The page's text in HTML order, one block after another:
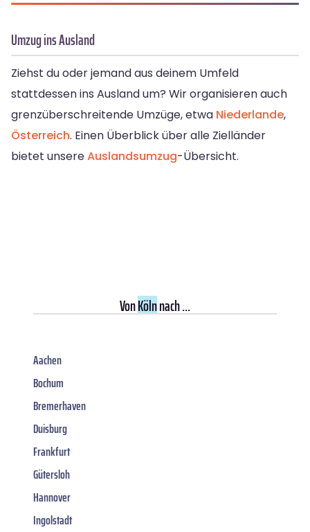
Umzug ins Ausland
Ziehst du oder jemand aus deinem Umfeld
stattdessen ins Ausland um? Wir organisieren auch
grenzüberschreitende Umzüge, etwa Niederlande,
Österreich. Einen Überblick über alle Zielländer
bietet unsereAuslandsumzug-Übersicht.
VonKölnnach ...
Aachen
Bochum
Bremerhaven
Duisburg
Frankfurt
Gütersloh
Hannover
Ingolstadt